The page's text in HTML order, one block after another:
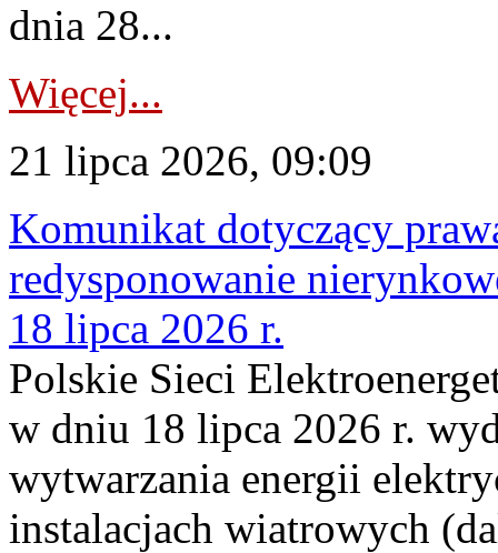
dnia 28...
Więcej...
21 lipca 2026, 09:09
Komunikat dotyczący
redysponowanie
18 lipca 2026 r.
Polskie Sieci
w dniu 18 lipca 2026 r.
wytwarzania energii
instalacjach wiatrowych